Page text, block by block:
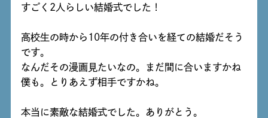
すごく2人らしい結婚式でした！
高校生の時から10年の付き合いを経ての結婚だそう
です。
なんだその漫画見たいなの。まだ間に合いますかね
僕も。とりあえず相手ですかね。
本当に素敵な結婚式でした。ありがとう。